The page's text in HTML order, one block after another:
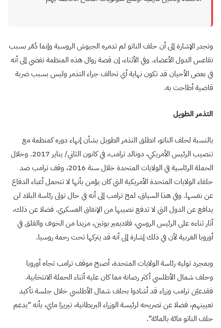
وتجدر الإشارة إلى أن حلف الناتو لم تدمره الجيوش الروسية وإنما دُمّر بسبب
تقاعس الدول الأعضاء. وفي الأثناء، إن قصة زوال هذه المنظمة تفضي إلى أنه
في بعض الأحيان قد تكون نهاية أي تحالف جراء التذمر وليس بسبب ضربة
قاضية أطاحت به.
التذمر الطويل
بالنسبة لحلف الناتو، انطلق التذمر الطويل بشأن إنهاء دوره كمنظمة مع
تنصيب الرئيس الأمريكي، دونالد ترامب، في كانون الثاني/ يناير 2017. وخلال
الحملة الرئاسية في الولايات المتحدة خلال سنة 2016، وقف ترامب ضد
حلفاء الولايات المتحدة الأمريكية التي كان يؤمن بأنها لا تتحمل أعباء الدفاع
عن نفسها. وفي هذا السياق، لمح ترامب إلى أنه في حال تولى رئاسة البلاد لن
يدافع عن الدول التي لا تدفع نصيبها من الإنفاق العسكري. فضلا عن ذلك،
أثار ثناءه على الرئيس الروسي، فلاديمير بوتين، مزيدا من الخوف والقلق في
أوروبا الغربية لأن في ذلك إشارة إلى أنه قد يتركها تحت رحمة روسيا.
وبمجرد توليه رئاسة الولايات المتحدة، أصبح موقف ترامب تجاه أوروبا
وحلف شمال الأطلسي أكثر رصانة مما كان عليه أثناء الحملة الانتخابية.
فقدعيّن ترامب وزراء قد أشادوا بحلف شمال الأطلسي خلال جلسة تأكيد
تعيينهم، فضلا عن تصريحه لرئيسة الوزراء البريطانية، تيريزا ماي، بأنه “يدعم
حلف الناتو مائة بالمائة”.